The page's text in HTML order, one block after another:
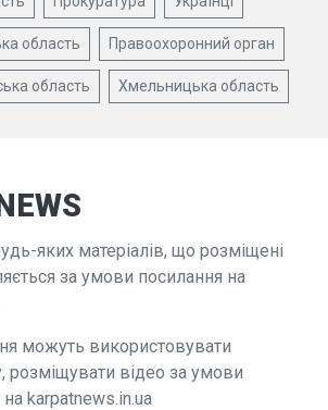
область Правоохоронний орган
область Хмельницька область
яких матеріалів, що розміщені
за умови посилання на
можуть використовувати
розміщувати відео за умови
на karpatnews.in.ua